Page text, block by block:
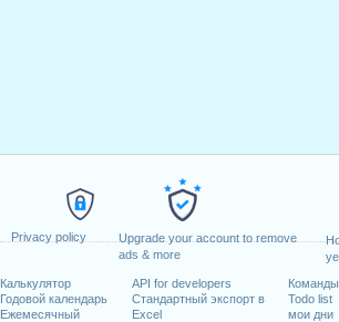
Privacy policy
Upgrade your account to remove
ads & more
Калькулятор
Годовой календарь
Ежемесячный
API for developers
Стандартный экспорт в
Excel
Команды
Todo list
мои дни